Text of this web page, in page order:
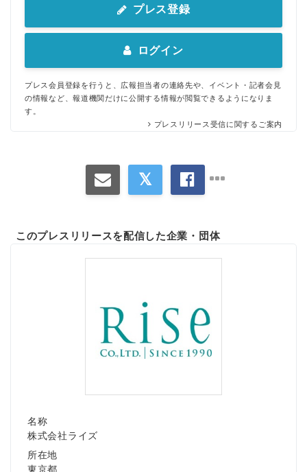
プレス登録
ログイン
プレス会員登録を行うと、広報担当者の連絡先や、イベント・記者会見
の情報など、報道機関だけに公開する情報が閲覧できるようになりま
す。
プレスリリース受信に関するご案内
このプレスリリースを配信した企業・団体
名称
株式会社ライズ
所在地
東京都